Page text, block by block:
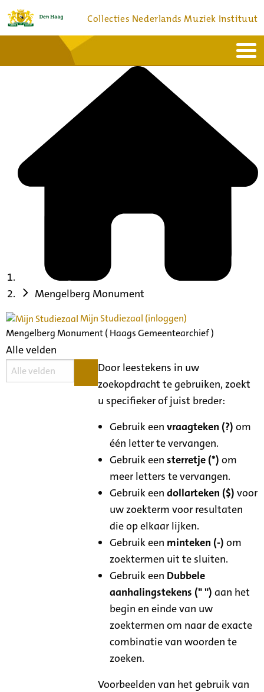
Collecties Nederlands Muziek Instituut
Bronnen en collecties
Mengelberg Monument
Mijn Studiezaal (inloggen)
Mengelberg Monument ( Haags Gemeentearchief )
Alle velden
Door leestekens in uw
zoekopdracht te gebruiken, zoekt
u specifieker of juist breder:
Gebruik eenvraagteken (?) om
één letter te vervangen.
Gebruik eensterretje (*) om
meer letters te vervangen.
Gebruik eendollarteken ($) voor
uw zoekterm voor resultaten
die op elkaar lijken.
Gebruik een minteken (-) om
zoektermen uit te sluiten.
Gebruik een Dubbele
aanhalingstekens (" ") aan het
begin en einde van uw
zoektermen om naar de exacte
combinatie van woorden te
zoeken.
Voorbeelden van het gebruik van